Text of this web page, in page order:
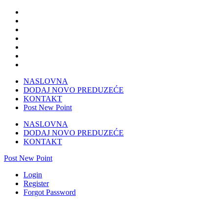
NASLOVNA
DODAJ NOVO PREDUZEĆE
KONTAKT
Post New Point
NASLOVNA
DODAJ NOVO PREDUZEĆE
KONTAKT
Post New Point
Login
Register
Forgot Password